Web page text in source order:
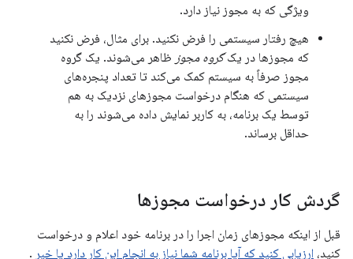
ویژگی که به مجوز نیاز دارد.
هیچ رفتار سیستمی را فرض نکنید. برای مثال، فرض نکنید
که مجوزها در یکگروه مجوز ظاهر می‌شوند. یک گروه
مجوز صرفاً به سیستم کمک می‌کند تا تعداد پنجره‌های
سیستمی که هنگام درخواست مجوزهای نزدیک به هم
توسط یک برنامه، به کاربر نمایش داده می‌شوند را به
حداقل برساند.
گردش کار درخواست مجوزها
قبل از اینکه مجوزهای زمان اجرا را در برنامه خود اعلام و درخواست
کنید، ارزیابی کنید که آیا برنامه شما نیاز به انجام این کار دارد یا خیر .